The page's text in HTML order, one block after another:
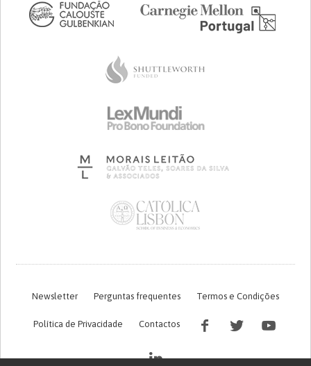
Newsletter Perguntas frequentes Termos e Condições
Política de Privacidade Contactos